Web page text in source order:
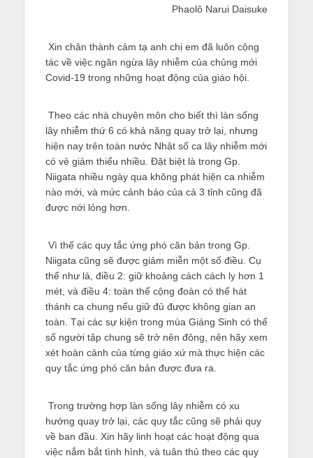
Phaolô Narui Daisuke
Xin chân thành cảm tạ anh chị em đã luôn cộng
tác về việc ngăn ngừa lây nhiễm của chủng mới
Covid-19 trong những hoạt động của giáo hội.
Theo các nhà chuyên môn cho biết thì làn sống
lây nhiễm thứ 6 có khả năng quay trở lại, nhưng
hiện nay trên toàn nước Nhật số ca lây nhiễm mới
có vẻ giảm thiểu nhiều. Đặt biệt là trong Gp.
Niigata nhiều ngày qua không phát hiện ca nhiễm
nào mới, và mức cảnh báo của cả 3 tỉnh cũng đã
được nới lỏng hơn.
Vì thế các quy tắc ứng phó căn bản trong Gp.
Niigata cũng sẽ được giảm miễn một số điều. Cụ
thể như là, điều 2: giữ khoảng cách cách ly hơn 1
mét, và điều 4: toàn thể cộng đoàn có thể hát
thánh ca chung nếu giữ đủ được không gian an
toàn. Tại các sự kiện trong mùa Giáng Sinh có thể
số người tập chung sẽ trở nên đông, nên hãy xem
xét hoàn cảnh của từng giáo xứ mà thực hiện các
quy tắc ứng phó căn bản được đưa ra.
Trong trường hợp làn sống lây nhiễm có xu
hướng quay trở lại, các quy tắc cũng sẽ phải quy
về ban đầu. Xin hãy linh hoạt các hoạt động qua
việc nắm bắt tình hình, và tuân thủ theo các quy